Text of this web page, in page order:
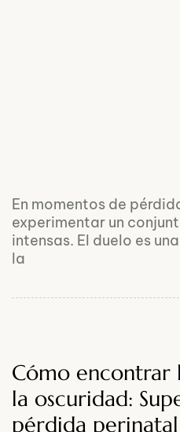
En momentos de
experimentar un
intensas. El duelo es
la
Cómo encontrar
la oscuridad:
pérdida perinatal